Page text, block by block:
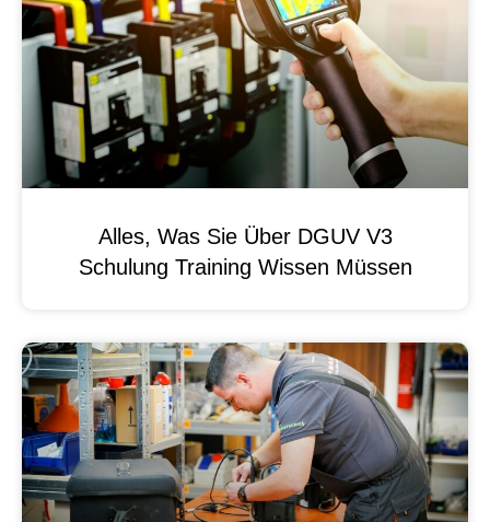
Alles, Was Sie Über DGUV V3
Schulung Training Wissen Müssen